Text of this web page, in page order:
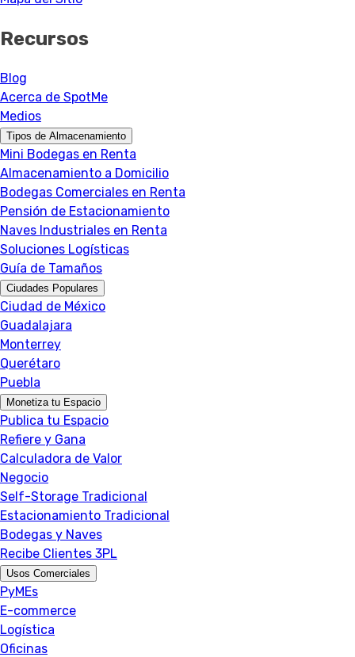
Recursos
Blog
Acerca de SpotMe
Medios
Tipos de Almacenamiento
Mini Bodegas en Renta
Almacenamiento a Domicilio
Bodegas Comerciales en Renta
Pensión de Estacionamiento
Naves Industriales en Renta
Soluciones Logísticas
Guía de Tamaños
Ciudades Populares
Ciudad de México
Guadalajara
Monterrey
Querétaro
Puebla
Monetiza tu Espacio
Publica tu Espacio
Refiere y Gana
Calculadora de Valor
Negocio
Self-Storage Tradicional
Estacionamiento Tradicional
Bodegas y Naves
Recibe Clientes 3PL
Usos Comerciales
PyMEs
E-commerce
Logística
Oficinas